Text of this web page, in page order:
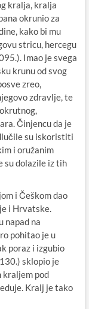
kralja, kralja
okrunio za
kako bi mu
stricu, hercegu
Imao je svega
krunu od svog
zreo,
zdravlje, te
Činjencu da je
su iskoristiti
i oružanim
su dolazile iz tih
i Češkom dao
i Hrvatske.
napad na
pohitao je u
poraz i izgubio
sklopio je
kraljem pod
Kralj je tako